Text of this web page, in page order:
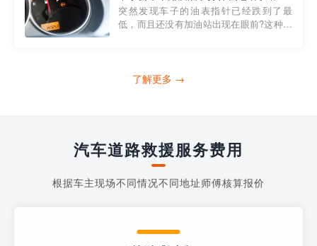
的在线服务平台。通过...
突然发现车子的油表指针已经跌到了最
低，而且还没有加油站出现在眼前?这种情
打4006363122请求送油人员来帮助你。
了解更多 →
汽车道路救援服务费用
根据车主现场不同情况不同地址师傅核算报价